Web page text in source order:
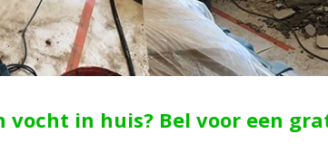
vocht in huis? Bel voor een